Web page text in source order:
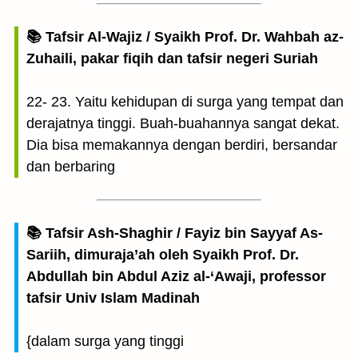
📚 Tafsir Al-Wajiz / Syaikh Prof. Dr. Wahbah az-
Zuhaili, pakar fiqih dan tafsir negeri Suriah
22- 23. Yaitu kehidupan di surga yang tempat dan
derajatnya tinggi. Buah-buahannya sangat dekat.
Dia bisa memakannya dengan berdiri, bersandar
dan berbaring
📚 Tafsir Ash-Shaghir / Fayiz bin Sayyaf As-
Sariih, dimuraja’ah oleh Syaikh Prof. Dr.
Abdullah bin Abdul Aziz al-‘Awaji, professor
tafsir Univ Islam Madinah
{dalam surga yang tinggi